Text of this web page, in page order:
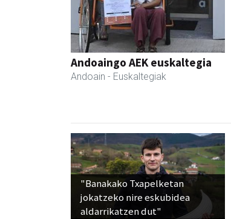
Andoaingo AEK euskaltegia
Andoain - Euskaltegiak
"Banakako Txapelketan
jokatzeko nire eskubidea
aldarrikatzen dut"